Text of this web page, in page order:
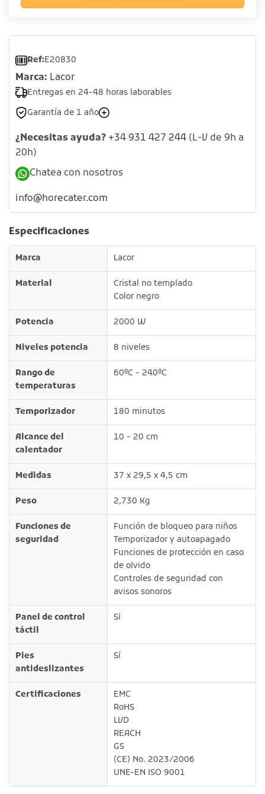
Ref:E20830
Marca: Lacor
Entregas en 24-48 horas laborables
Garantía de 1 año
¿Necesitas ayuda? +34 931 427 244 (L-V de 9h a
20h)
Chatea con nosotros
info@horecater.com
Especificaciones
Marca Lacor
Material
Cristal no templado
Color negro
Potencia 2000 W
Niveles potencia 8 niveles
Rango de
temperaturas
60ºC - 240ºC
Temporizador 180 minutos
Alcance del
calentador
10 - 20 cm
Medidas 37 x 29,5 x 4,5 cm
Peso 2,730 Kg
Funciones de
seguridad
Función de bloqueo para niños
Temporizador y autoapagado
Funciones de protección en caso
de olvido
Controles de seguridad con
avisos sonoros
Panel de control
táctil
Sí
Pies
antideslizantes
Sí
Certificaciones
EMC
RoHS
LVD
REACH
GS
(CE) No. 2023/2006
UNE-EN ISO 9001